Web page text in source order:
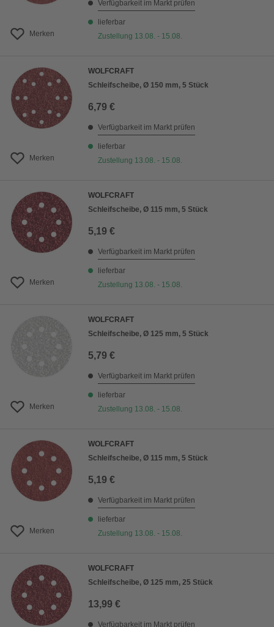
Merken
Verfügbarkeit im Markt prüfen
lieferbar
Zustellung 13.08. - 15.08.
Merken
WOLFCRAFT
Schleifscheibe, Ø 150 mm, 5 Stück
6,79 €
Verfügbarkeit im Markt prüfen
lieferbar
Zustellung 13.08. - 15.08.
Merken
WOLFCRAFT
Schleifscheibe, Ø 115 mm, 5 Stück
5,19 €
Verfügbarkeit im Markt prüfen
lieferbar
Zustellung 13.08. - 15.08.
Merken
WOLFCRAFT
Schleifscheibe, Ø 125 mm, 5 Stück
5,79 €
Verfügbarkeit im Markt prüfen
lieferbar
Zustellung 13.08. - 15.08.
Merken
WOLFCRAFT
Schleifscheibe, Ø 115 mm, 5 Stück
5,19 €
Verfügbarkeit im Markt prüfen
lieferbar
Zustellung 13.08. - 15.08.
WOLFCRAFT
Schleifscheibe, Ø 125 mm, 25 Stück
13,99 €
Verfügbarkeit im Markt prüfen